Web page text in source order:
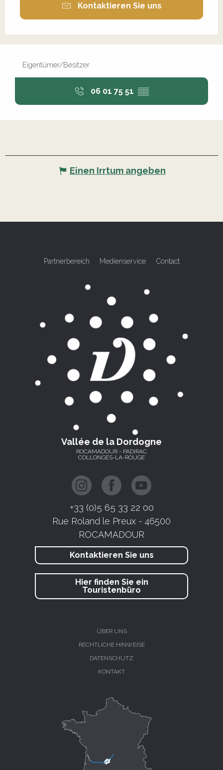
Kontaktieren Sie uns
Eigentümer/Besitzer
06 01 75 51 ▒▒
Einen Irrtum angeben
Partnerbereich Medienservice Contact
Vallée de la Dordogne
ROCAMADOUR - PADIRAC
COLLONGES-LA-ROUGE
+33 (0)5 65 33 22 00
Rue Roland le Preux - 46500
ROCAMADOUR
Kontaktieren Sie uns
Hier finden Sie ein
Touristenbüro
ÜBER UNS
RECHTLICHE HINWEISE
DATENSCHUTZ
KONTAKT